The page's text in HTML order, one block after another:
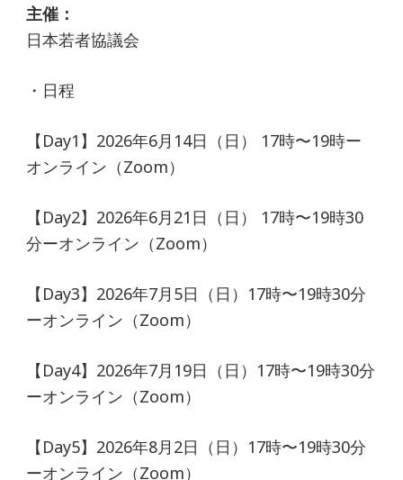
主催：
日本若者協議会
・日程
【Day1】2026年6月14日（日） 17時〜19時ー
オンライン（Zoom）
【Day2】2026年6月21日（日） 17時〜19時30
分ーオンライン（Zoom）
【Day3】2026年7月5日（日）17時〜19時30分
ーオンライン（Zoom）
【Day4】2026年7月19日（日）17時〜19時30分
ーオンライン（Zoom）
【Day5】2026年8月2日（日）17時〜19時30分
ーオンライン（Zoom）